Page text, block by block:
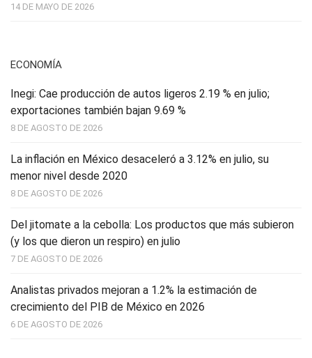
14 DE MAYO DE 2026
ECONOMÍA
Inegi: Cae producción de autos ligeros 2.19 % en julio;
exportaciones también bajan 9.69 %
8 DE AGOSTO DE 2026
La inflación en México desaceleró a 3.12% en julio, su
menor nivel desde 2020
8 DE AGOSTO DE 2026
Del jitomate a la cebolla: Los productos que más subieron
(y los que dieron un respiro) en julio
7 DE AGOSTO DE 2026
Analistas privados mejoran a 1.2% la estimación de
crecimiento del PIB de México en 2026
6 DE AGOSTO DE 2026